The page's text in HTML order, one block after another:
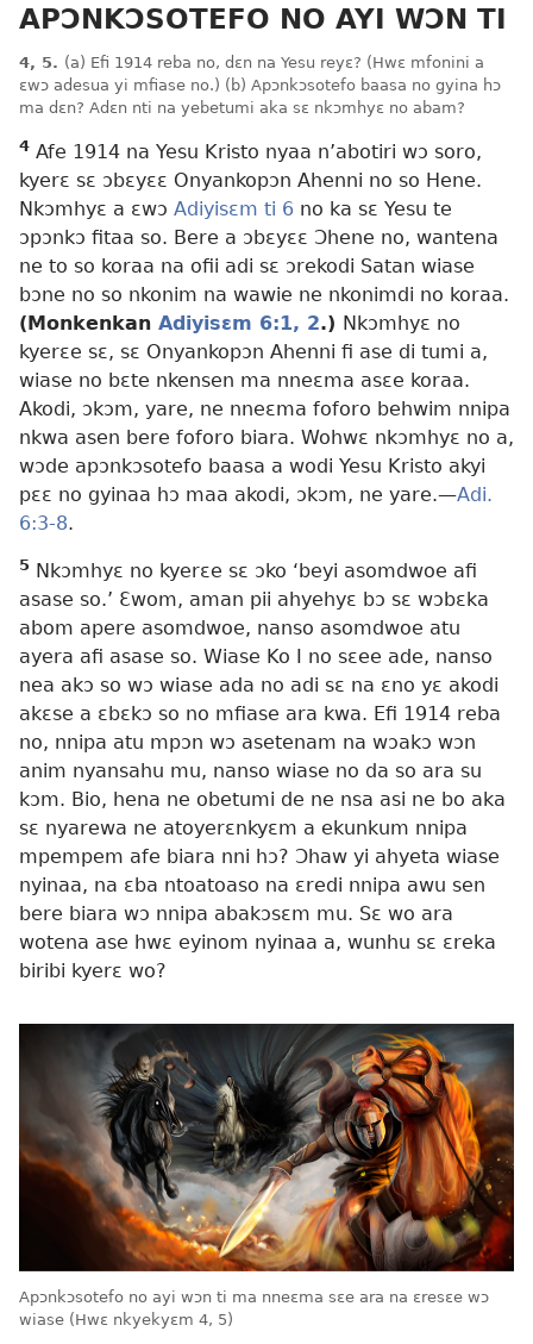
APƆNKƆSOTEFO NO AYI WƆN TI
4, 5. (a) Efi 1914 reba no, dɛn na Yesu reyɛ? (Hwɛ mfonini a
ɛwɔ adesua yi mfiase no.) (b) Apɔnkɔsotefo baasa no gyina hɔ
ma dɛn? Adɛn nti na yebetumi aka sɛ nkɔmhyɛ no abam?
4 Afe 1914 na Yesu Kristo nyaa n’abotiri wɔ soro,
kyerɛ sɛ ɔbɛyɛɛ Onyankopɔn Ahenni no so Hene.
Nkɔmhyɛ a ɛwɔ Adiyisɛm ti 6 no ka sɛ Yesu te
ɔpɔnkɔ fitaa so. Bere a ɔbɛyɛɛ Ɔhene no, wantena
ne to so koraa na ofii adi sɛ ɔrekodi Satan wiase
bɔne no so nkonim na wawie ne nkonimdi no koraa.
(Monkenkan Adiyisɛm 6:1, 2.) Nkɔmhyɛ no
kyerɛe sɛ, sɛ Onyankopɔn Ahenni fi ase di tumi a,
wiase no bɛte nkensen ma nneɛma asɛe koraa.
Akodi, ɔkɔm, yare, ne nneɛma foforo behwim nnipa
nkwa asen bere foforo biara. Wohwɛ nkɔmhyɛ no a,
wɔde apɔnkɔsotefo baasa a wodi Yesu Kristo akyi
pɛɛ no gyinaa hɔ maa akodi, ɔkɔm, ne yare.—Adi.
6:3-8.
5 Nkɔmhyɛ no kyerɛe sɛ ɔko ‘beyi asomdwoe afi
asase so.’ Ɛwom, aman pii ahyehyɛ bɔ sɛ wɔbɛka
abom apere asomdwoe, nanso asomdwoe atu
ayera afi asase so. Wiase Ko I no sɛee ade, nanso
nea akɔ so wɔ wiase ada no adi sɛ na ɛno yɛ akodi
akɛse a ɛbɛkɔ so no mfiase ara kwa. Efi 1914 reba
no, nnipa atu mpɔn wɔ asetenam na wɔakɔ wɔn
anim nyansahu mu, nanso wiase no da so ara su
kɔm. Bio, hena ne obetumi de ne nsa asi ne bo aka
sɛ nyarewa ne atoyerɛnkyɛm a ekunkum nnipa
mpempem afe biara nni hɔ? Ɔhaw yi ahyeta wiase
nyinaa, na ɛba ntoatoaso na ɛredi nnipa awu sen
bere biara wɔ nnipa abakɔsɛm mu. Sɛ wo ara
wotena ase hwɛ eyinom nyinaa a, wunhu sɛ ɛreka
biribi kyerɛ wo?
Apɔnkɔsotefo no ayi wɔn ti ma nneɛma sɛe ara na ɛresɛe wɔ
wiase (Hwɛ nkyekyɛm 4, 5)